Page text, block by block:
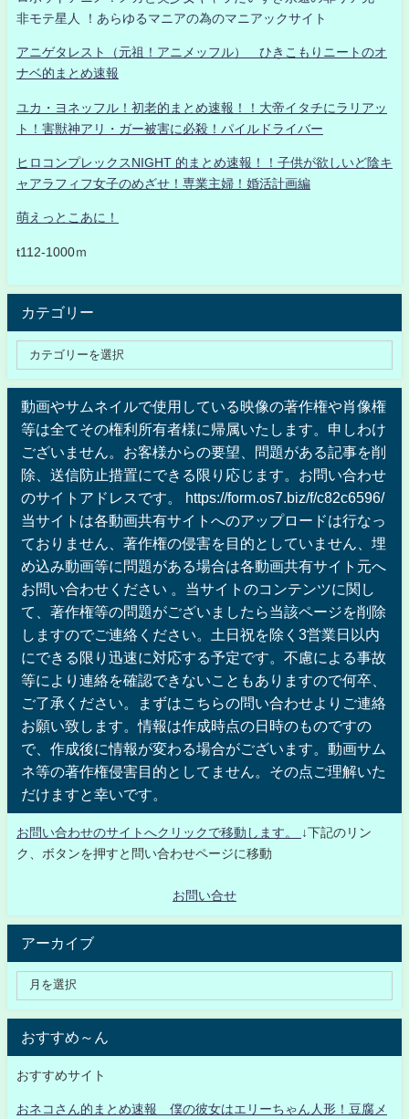
非モテ星人 ！あらゆるマニアの為のマニアックサイト
アニゲタレスト（元祖！アニメッフル） ひきこもりニートのオ
ナベ的まとめ速報
ユカ・ヨネッフル！初老的まとめ速報！！大帝イタチにラリアッ
ト！害獣神アリ・ガー被害に必殺！パイルドライバー
ヒロコンプレックスNIGHT 的まとめ速報！！子供が欲しいど陰キ
ャアラフィフ女子のめざせ！専業主婦！婚活計画編
萌えっとこあに！
t112-1000ｍ
カテゴリー
動画やサムネイルで使用している映像の著作権や肖像権
等は全てその権利所有者様に帰属いたします。申しわけ
ございません。お客様からの要望、問題がある記事を削
除、送信防止措置にできる限り応じます。お問い合わせ
のサイトアドレスです。 https://form.os7.biz/f/c82c6596/
当サイトは各動画共有サイトへのアップロードは行なっ
ておりません、著作権の侵害を目的としていません、埋
め込み動画等に問題がある場合は各動画共有サイト元へ
お問い合わせください 。当サイトのコンテンツに関し
て、著作権等の問題がございましたら当該ページを削除
しますのでご連絡ください。土日祝を除く3営業日以内
にできる限り迅速に対応する予定です。不慮による事故
等により連絡を確認できないこともありますので何卒、
ご了承ください。まずはこちらの問い合わせよりご連絡
お願い致します。情報は作成時点の日時のものですの
で、作成後に情報が変わる場合がございます。動画サム
ネ等の著作権侵害目的としてません。その点ご理解いた
だけますと幸いです。
お問い合わせのサイトへクリックで移動します。
↓下記のリン
ク、ボタンを押すと問い合わせページに移動
お問い合せ
アーカイブ
おすすめ～ん
おすすめサイト
おネコさん的まとめ速報 僕の彼女はエリーちゃん人形！豆腐メ